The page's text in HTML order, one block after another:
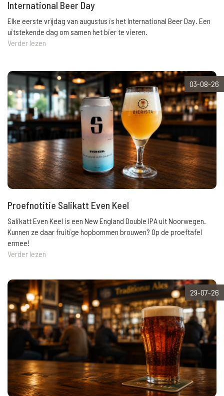
International Beer Day
Elke eerste vrijdag van augustus is het International Beer Day. Een
uitstekende dag om samen het bier te vieren.
Verder lezen
03-08-26
Proefnotitie Salikatt Even Keel
Salikatt Even Keel is een New England Double IPA uit Noorwegen.
Kunnen ze daar fruitige hopbommen brouwen? Op de proeftafel
ermee!
Verder lezen
29-07-26